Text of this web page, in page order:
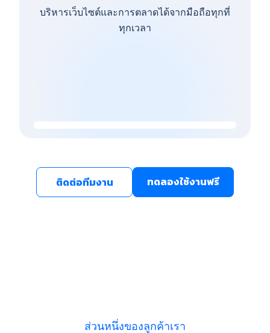
บริหารเว็บไซต์และการตลาดได้จากมือถือทุกที่
ทุกเวลา
ติดต่อทีมงาน ทดลองใช้งานฟรี
ส่วนหนึ่งของลูกค้าเรา